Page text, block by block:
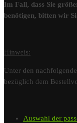
Im Fall, dass Sie
benötigen, bitten wir
Hinweis:
Unter den
bezüglich dem
Auswahl der